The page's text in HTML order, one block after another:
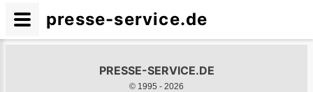
PRESSE-SERVICE.DE
© 1995 - 2026
presse-service.de